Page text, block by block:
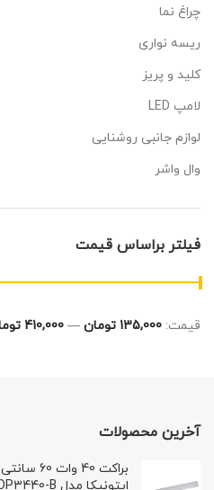
چراغ نما
ریسه نواری
کلید و پریز
لامپ LED
لوازم جانبی روشنایی
وال واشر
فیلتر براساس قیمت
قيمت: 135,000 تومان — 410,000 تومان
آخرین محصولات
براکت 40 وات 60 سانتی
اپتونیکا مدل IR-OP3440-B